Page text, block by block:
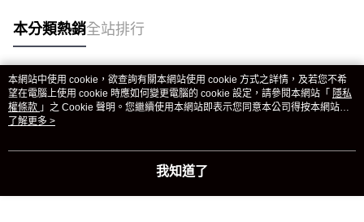
本分類熱銷全站排行
熱門標籤
本網站中使用 cookie，欲查詢有關本網站使用 cookie 方式之詳情，及若您不希
望在電腦上使用 cookie 時應如何變更電腦的 cookie 設定，請參閱本網站「 隱私
權條款 」之 Cookie 聲明。您繼續使用本網站即表示您同意本公司得按本網站使
用條款之 Cookie 聲明使用 cookie。
了解更多 >
我知道了